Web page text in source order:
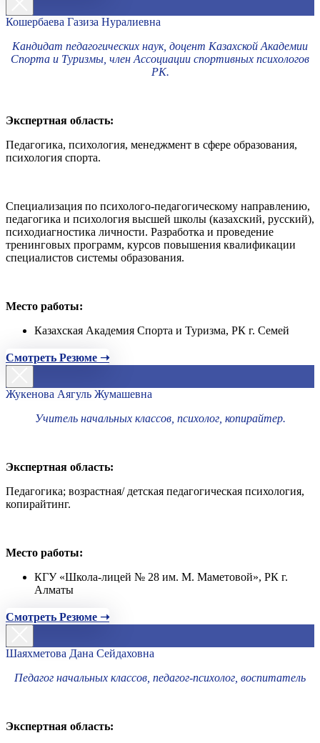
Кошербаева Газиза Нуралиевна
Кандидат педагогических наук, доцент Казахской Академии
Спорта и Туризмы, член Ассоциации спортивных психологов
РК.
Экспертная область:
Педагогика, психология, менеджмент в сфере образования,
психология спорта.
Специализация по психолого-педагогическому направлению,
педагогика и психология высшей школы (казахский, русский),
психодиагностика личности. Разработка и проведение
тренинговых программ, курсов повышения квалификации
специалистов системы образования.
Место работы:
Казахская Академия Спорта и Туризма, РК г. Семей
Смотреть Резюме ➝
Жукенова Аягуль Жумашевна
Учитель начальных классов, психолог, копирайтер.
Экспертная область:
Педагогика; возрастная/ детская педагогическая психология,
копирайтинг.
Место работы:
КГУ «Школа-лицей № 28 им. М. Маметовой», РК г.
Алматы
Смотреть Резюме ➝
Шаяхметова Дана Сейдаховна
Педагог начальных классов, педагог-психолог, воспитатель
Экспертная область: